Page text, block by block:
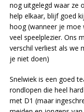
nog uitgelegd waar ze
help elkaar, blijf goed
hoog (wanneer je moe
veel speelplezier. Ons
verschil verliest als we
je niet doen)
Snelwiek is een goed
rondlopen die heel
met D1 (maar